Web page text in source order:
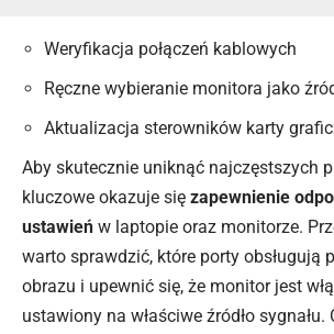
Weryfikacja połączeń kablowych
Ręczne wybieranie monitora jako
Aktualizacja sterowników karty
Aby skutecznie uniknąć najczęstszych
kluczowe okazuje się zapewnienie
ustawień w laptopie oraz monitorze.
warto sprawdzić, które porty obsługują
obrazu i upewnić się, że monitor jest
ustawiony na właściwe źródło sygnału.